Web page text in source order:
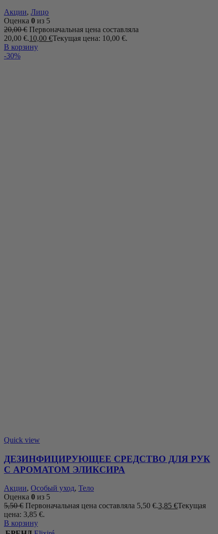
Акции, Лицо
Оценка 0 из 5
20,00€ Первоначальная цена составляла
20,00 €.10,00 €Текущая цена: 10,00 €.
В корзину
-30%
Quick view
ДЕЗИНФИЦИРУЮЩЕЕ СРЕДСТВО ДЛЯ РУК
С АРОМАТОМ ЭЛИКСИРА
Акции, Особый уход, Тело
Оценка 0 из 5
5,50€ Первоначальная цена составляла 5,50 €.3,85 €Текущая
цена: 3,85 €.
В корзину